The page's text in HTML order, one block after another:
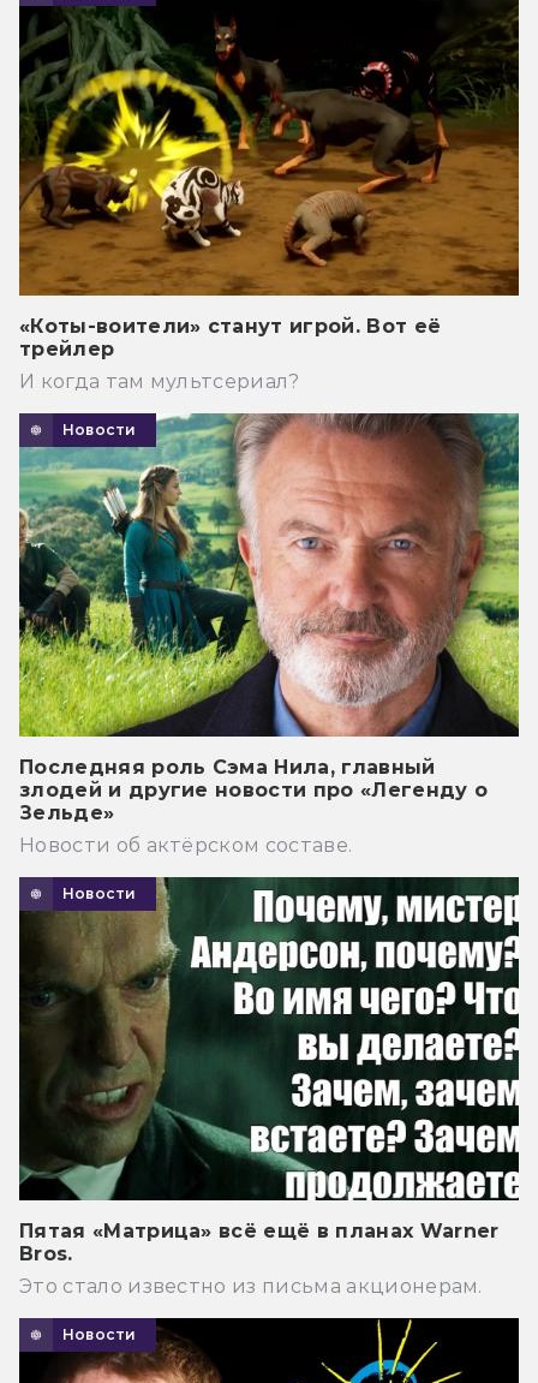
«Коты-воители» станут игрой. Вот её
трейлер
И когда там мультсериал?
Новости
Последняя роль Сэма Нила, главный
злодей и другие новости про «Легенду о
Зельде»
Новости об актёрском составе.
Новости
Пятая «Матрица» всё ещё в планах Warner
Bros.
Это стало известно из письма акционерам.
Новости